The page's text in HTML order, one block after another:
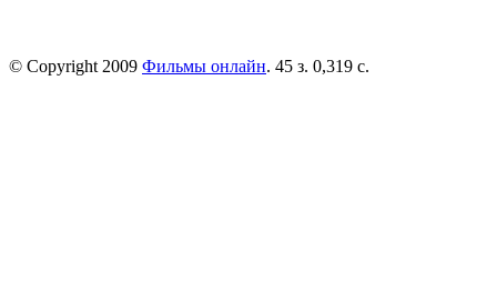
© Copyright 2009 Фильмы онлайн. 45 з. 0,319 с.